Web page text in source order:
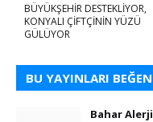
BÜYÜKŞEHİR DESTEKLİYOR,
KONYALI ÇİFTÇİNİN YÜZÜ
GÜLÜYOR
BU YAYINLARI
Bahar